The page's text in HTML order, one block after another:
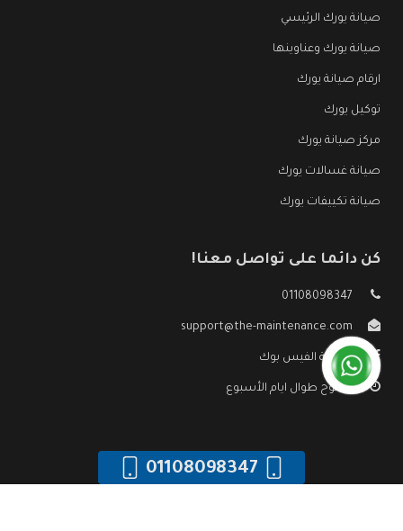
صيانة يورك الرئيسي
صيانة يورك وعناوينها
ارقام صيانة يورك
توكيل يورك
مركز صيانة يورك
صيانة غسالات يورك
صيانة تكييفات يورك
كن دائما على تواصل معنا!
01108098347
support@the-maintenance.com
صفحة الفيس بوك
مفتوح طوال ايام الأسبوع
01108098347